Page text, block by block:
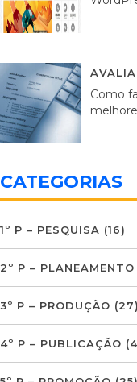
Como
CATEGORIAS
1º P – PESQUISA (16)
2º P – PLANEAMENTO
3º P – PRODUÇÃO (27)
4º P – PUBLICAÇÃO